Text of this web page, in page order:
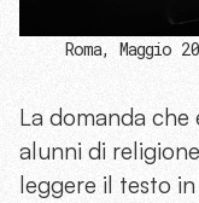
Roma, Maggio
La domanda
alunni di
leggere il testo